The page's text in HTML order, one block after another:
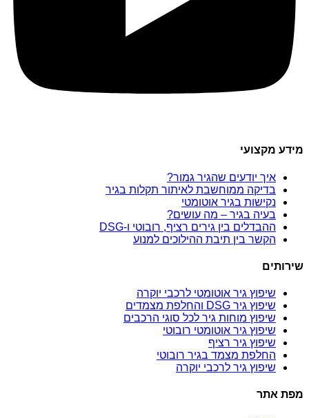
מידע מקצועי
איך יודעים שהגיר גמור?
בדיקה ממוחשבת לאיתור תקלות בגיר
נקישות בגיר אוטומטי
בעיה בגיר – מה עושים?
ההבדלים בין גירים רציף, רובוטי ו-DSG
הקשר בין תיבת ההילוכים למנוע
שירותים
שיפוץ גיר אוטומטי לרכבי יוקרה
שיפוץ גיר DSG והחלפת מצמדים
שיפוץ מוחות גיר לכל סוגי הרכבים
שיפוץ גיר אוטומטי רובוטי
שיפוץ גיר רציף
החלפת מצמד בגיר רובוטי
שיפוץ גיר לרכבי יוקרה
מפת אתר